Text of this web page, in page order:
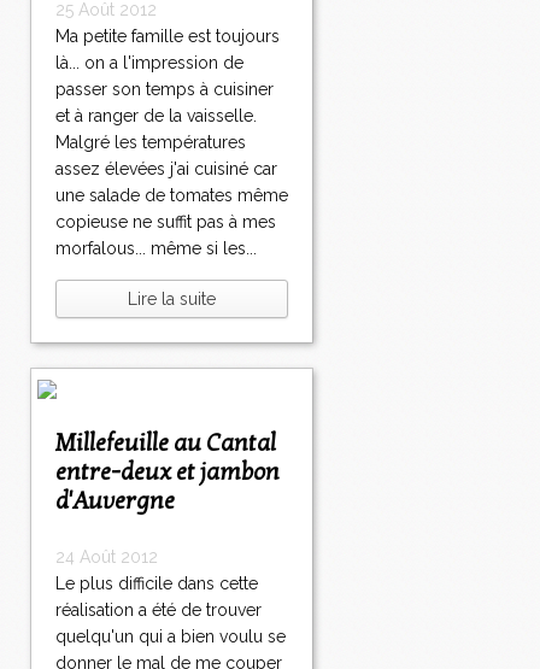
25 Août 2012
Ma petite famille est toujours
là... on a l'impression de
passer son temps à cuisiner
et à ranger de la vaisselle.
Malgré les températures
assez élevées j'ai cuisiné car
une salade de tomates même
copieuse ne suffit pas à mes
morfalous... même si les...
Lire la suite
Millefeuille au Cantal
entre-deux et jambon
d'Auvergne
24 Août 2012
Le plus difficile dans cette
réalisation a été de trouver
quelqu'un qui a bien voulu se
donner le mal de me couper